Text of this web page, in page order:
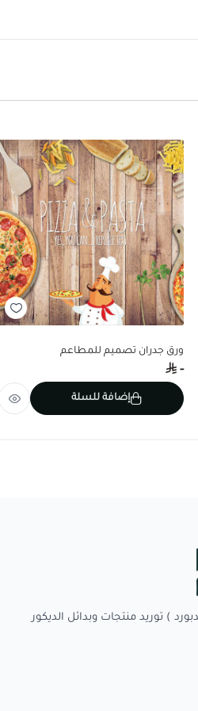
ورق جدران تصميم للمطاعم
-
إضافة للسلة